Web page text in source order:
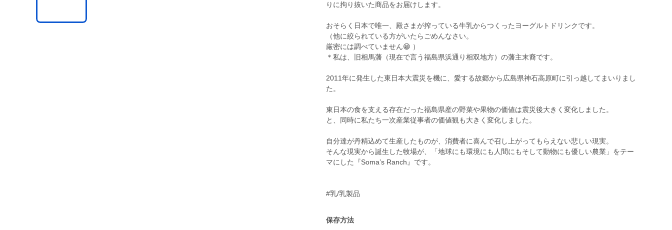
りに拘り抜いた商品をお届けします。
おそらく日本で唯一、殿さまが搾っている牛乳からつくったヨーグルトドリンクです。
（他に絞られている方がいたらごめんなさい。
厳密には調べていません😁 ）
＊私は、旧相馬藩（現在で言う福島県浜通り相双地方）の藩主末裔です。
2011年に発生した東日本大震災を機に、愛する故郷から広島県神石高原町に引っ越してまいりまし
た。
東日本の食を支える存在だった福島県産の野菜や果物の価値は震災後大きく変化しました。
と、同時に私たち一次産業従事者の価値観も大きく変化しました。
自分達が丹精込めて生産したものが、消費者に喜んで召し上がってもらえない悲しい現実。
そんな現実から誕生した牧場が、「地球にも環境にも人間にもそして動物にも優しい農業」をテー
マにした『Soma’s Ranch』です。
#乳/乳製品
保存方法